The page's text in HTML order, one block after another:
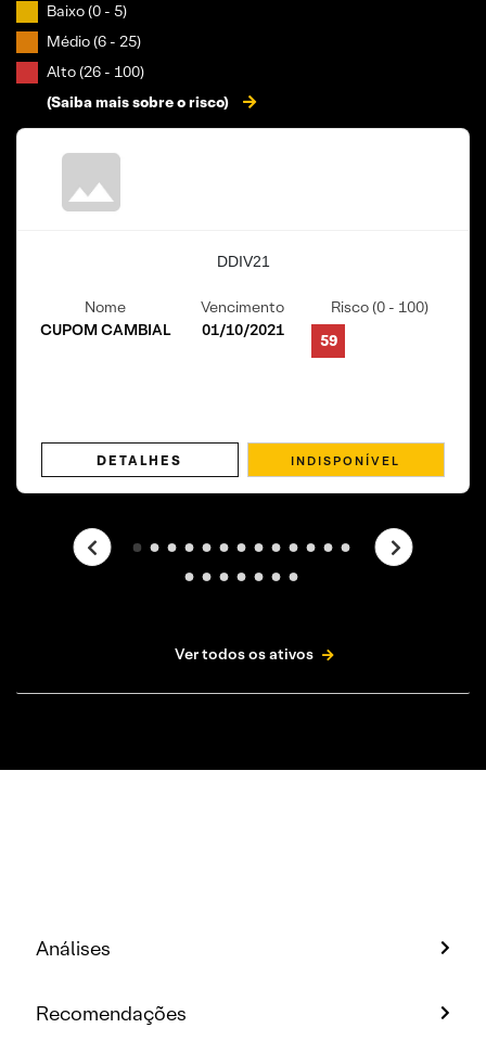
Ver todos os ativos
Baixo (0 - 5)
Médio (6 - 25)
Alto (26 - 100)
(Saiba mais sobre o risco)
DDIV21
Nome
CUPOM CAMBIAL
Vencimento
01/10/2021
Risco (0 - 100)
59
DETALHES
Análises
Recomendações